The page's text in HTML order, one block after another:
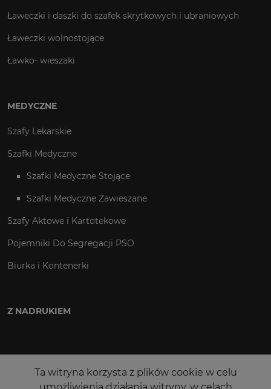
Ławeczki i daszki do szafek skrytkowych i ubraniowych
Ławeczki wolnostojące
Ławko- wieszaki
MEDYCZNE
Szafy Lekarskie
Szafki Medyczne
Szafki Medyczne Stojące
Szafki Medyczne Zawieszane
Szafy Aktowe i Kartotekowe
Pojemniki Do Segregacji PSO
Biurka i Kontenerki
Z NADRUKIEM
Ta witryna korzysta z plików cookie w celu